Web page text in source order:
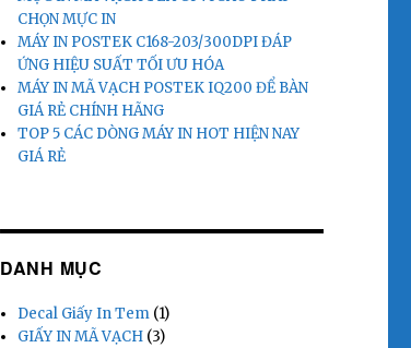
CHỌN MỰC IN
MÁY IN POSTEK C168-203/300DPI ĐÁP
ỨNG HIỆU SUẤT TỐI ƯU HÓA
MÁY IN MÃ VẠCH POSTEK IQ200 ĐỂ BÀN
GIÁ RẺ CHÍNH HÃNG
TOP 5 CÁC DÒNG MÁY IN HOT HIỆN NAY
GIÁ RẺ
DANH MỤC
Decal Giấy In Tem (1)
GIẤY IN MÃ VẠCH (3)